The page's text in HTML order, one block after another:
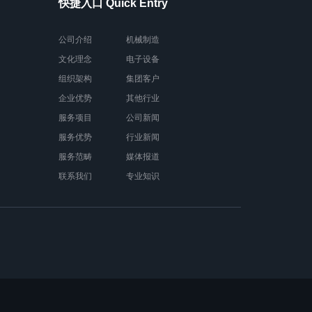
快捷入口 Quick Entry
公司介绍
文化理念
组织架构
企业优势
服务项目
服务优势
服务范畴
联系我们
机械制造
电子设备
集团客户
其他行业
公司新闻
行业新闻
媒体报道
专业知识